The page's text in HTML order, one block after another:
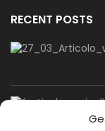
RECENT POSTS